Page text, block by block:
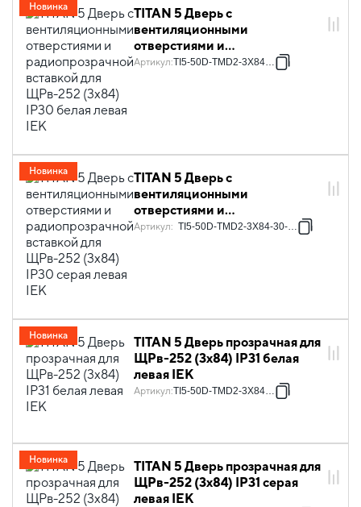
TITAN 5 Дверь с
вентиляционными
отверстиями и
радиопрозрачной вставкой
Артикул:TI5-50D-TMD2-3X84-30
Новинка
TITAN 5 Дверь с
вентиляционными
отверстиями и
радиопрозрачной вставкой
Артикул: TI5-50D-TMD2-3X84-30-7035
Новинка
TITAN 5 Дверь прозрачная для
ЩРв-252 (3х84) IP31 белая
левая IEK
Артикул:TI5-50D-TMD2-3X84-31
Новинка
TITAN 5 Дверь прозрачная для
ЩРв-252 (3х84) IP31 серая
левая IEK
Новинка